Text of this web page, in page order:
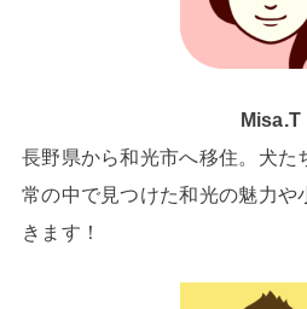
Misa.T
長野県から和光市へ移住。犬た
常の中で見つけた和光の魅力や
きます！